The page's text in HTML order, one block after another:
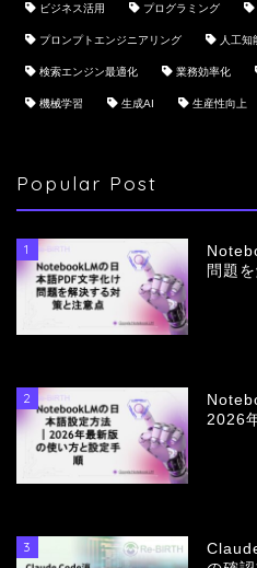
ビジネス活用 プログラミング
プロンプトエンジニアリング 人工知
検索エンジン最適化 業務効率化
機械学習 生成AI 生産性向上
Popular Post
1
問題
2
2026
3